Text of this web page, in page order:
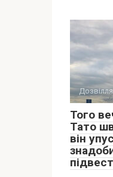
Дозвілля
Того
Тато
він